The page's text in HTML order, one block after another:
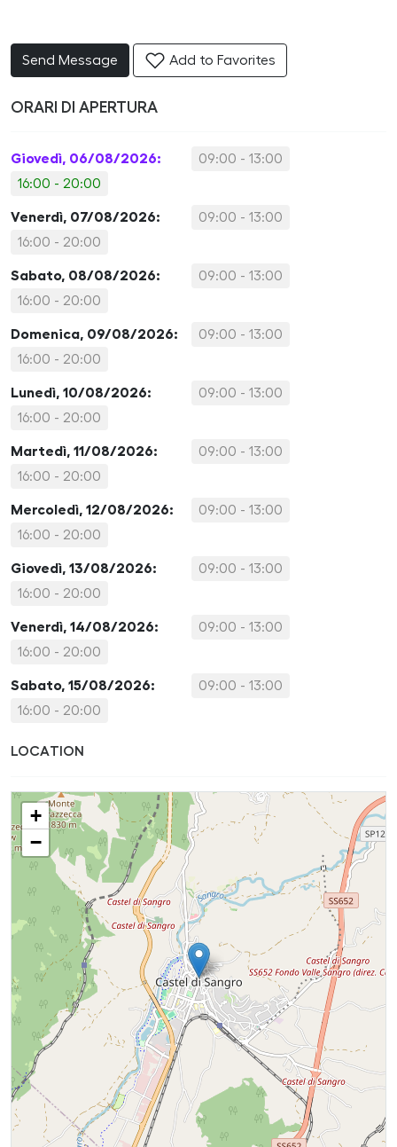
Send Message Add to Favorites
ORARI DI APERTURA
Giovedì, 06/08/2026:
09:00 - 13:00
16:00 - 20:00
Venerdì, 07/08/2026:
09:00 - 13:00
16:00 - 20:00
Sabato, 08/08/2026:
09:00 - 13:00
16:00 - 20:00
Domenica, 09/08/2026:
09:00 - 13:00
16:00 - 20:00
Lunedì, 10/08/2026:
09:00 - 13:00
16:00 - 20:00
Martedì, 11/08/2026:
09:00 - 13:00
16:00 - 20:00
Mercoledì, 12/08/2026:
09:00 - 13:00
16:00 - 20:00
Giovedì, 13/08/2026:
09:00 - 13:00
16:00 - 20:00
Venerdì, 14/08/2026:
09:00 - 13:00
16:00 - 20:00
Sabato, 15/08/2026:
09:00 - 13:00
16:00 - 20:00
LOCATION
+
−